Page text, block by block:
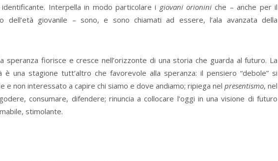
Interpella in modo particolare i giovani orionini che – anche per il
dell’età giovanile – sono, e sono chiamati ad essere, l’ala avanzata della
speranza fiorisce e cresce nell’orizzonte di una storia che guarda al futuro. La
è una stagione tutt’altro che favorevole alla speranza: il pensiero “debole” si
e non interessato a capire chi siamo e dove andiamo; ripiega nel presentismo, nel
consumare, difendere; rinuncia a collocare l’oggi in una visione di futuro
stimolante.